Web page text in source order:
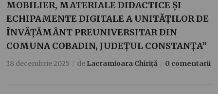
MOBILIER, MATERIALE DIDACTICE ȘI
ECHIPAMENTE DIGITALE A UNITĂȚILOR DE
ÎNVĂȚĂMÂNT PREUNIVERSITAR DIN
COMUNA COBADIN, JUDEȚUL CONSTANȚA”
18 decembrie 2025 de Lacramioara Chiriță 0 comentarii